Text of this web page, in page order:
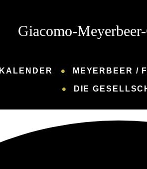
Giacomo-
KALENDER MEYERBEER /
DIE